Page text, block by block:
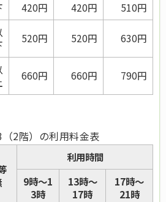
420円 420円 510円
520円 520円 630円
660円 660円 790円
2階）の利用料金表
利用時間
9時～1
3時
13時～
17時
17時～
21時